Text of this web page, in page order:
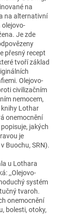
na
na alternativní
olejovo-
Je zde
přesný recept
tvoří základ
Olejovo-
civilizačním
nemocem,
Lothar
onemocnění
jakých
je
Buochu, SRN).
u Lothara
,,Olejovo-
systém
tvaroh.
onemocnění
bolesti, otoky,